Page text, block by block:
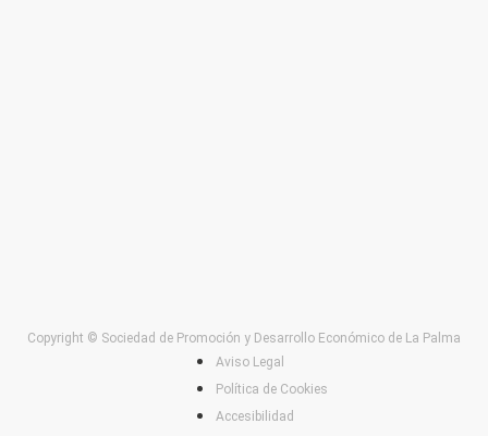
Copyright © Sociedad de Promoción y Desarrollo Económico de La Palma
Aviso Legal
Política de Cookies
Accesibilidad